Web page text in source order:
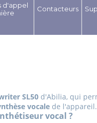
d'appel
Contacteurs
SL50 d'Abilia, qui
vocalede l'appareil.
vocal ?